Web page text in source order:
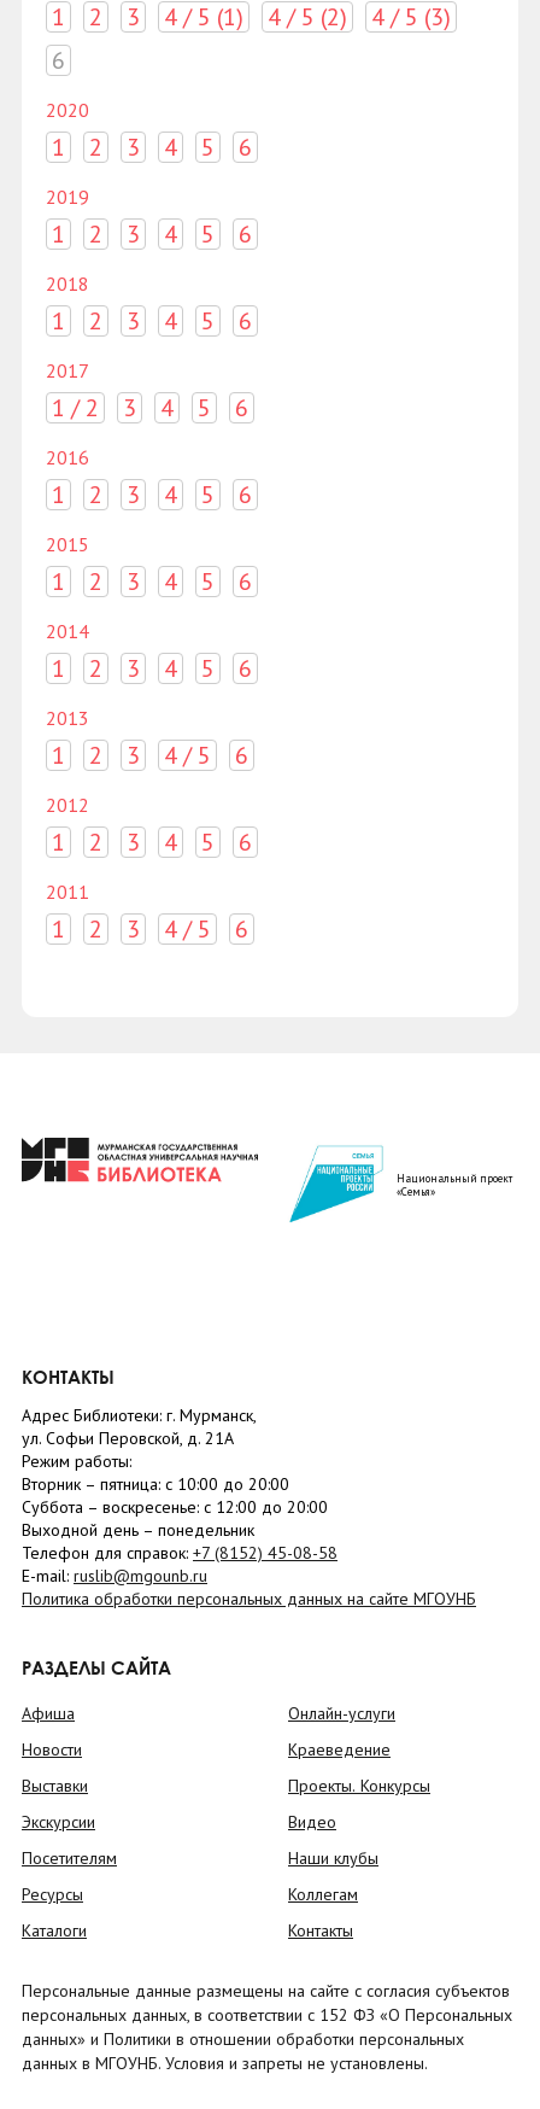
1 2 3 4 / 5 (1) 4 / 5 (2)
4 / 5 (3)
6
2020
1 2 3 4 5 6
2019
1 2 3 4 5 6
2018
1 2 3 4 5 6
2017
1 / 2 3 4 5 6
2016
1 2 3 4 5 6
2015
1 2 3 4 5 6
2014
1 2 3 4 5 6
2013
1 2 3 4 / 5 6
2012
1 2 3 4 5 6
2011
1 2 3 4 / 5 6
Национальный проект
«Семья»
КОНТАКТЫ
Адрес Библиотеки: г. Мурманск,
ул. Софьи Перовской, д. 21А
Режим работы:
Вторник – пятница: с 10:00 до 20:00
Суббота – воскресенье: c 12:00 до 20:00
Выходной день – понедельник
Телефон для справок: +7 (8152) 45-08-58
E-mail: ruslib@mgounb.ru
Политика обработки персональных данных на сайте МГОУНБ
РАЗДЕЛЫ САЙТА
Афиша
Новости
Выставки
Экскурсии
Посетителям
Ресурсы
Каталоги
Онлайн-услуги
Краеведение
Проекты. Конкурсы
Видео
Наши клубы
Коллегам
Контакты
Персональные данные размещены на сайте с согласия субъектов
персональных данных, в соответствии с 152 ФЗ «О Персональных
данных» и Политики в отношении обработки персональных
данных в МГОУНБ. Условия и запреты не установлены.